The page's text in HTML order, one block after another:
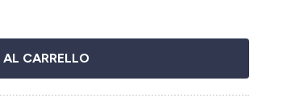
CARRELLO